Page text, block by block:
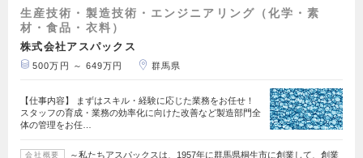
生産技術・製造技術・エンジニアリング（化学・素
材・食品・衣料）
株式会社アスパックス
500万円 ～ 649万円 群馬県
【仕事内容】 まずはスキル・経験に応じた業務をお任せ！
スタッフの育成・業務の効率化に向けた改善など製造部門全
体の管理をお任…
会社概要
～私たちアスパックスは、1957年に群馬県桐生市に創業して、創業